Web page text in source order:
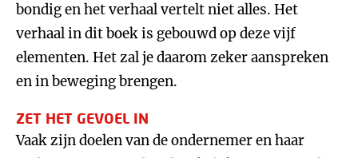
bondig en het verhaal vertelt niet alles. Het
verhaal in dit boek is gebouwd op deze vijf
elementen. Het zal je daarom zeker aanspreken
en in beweging brengen.
ZET HET GEVOEL IN
Vaak zijn doelen van de ondernemer en haar